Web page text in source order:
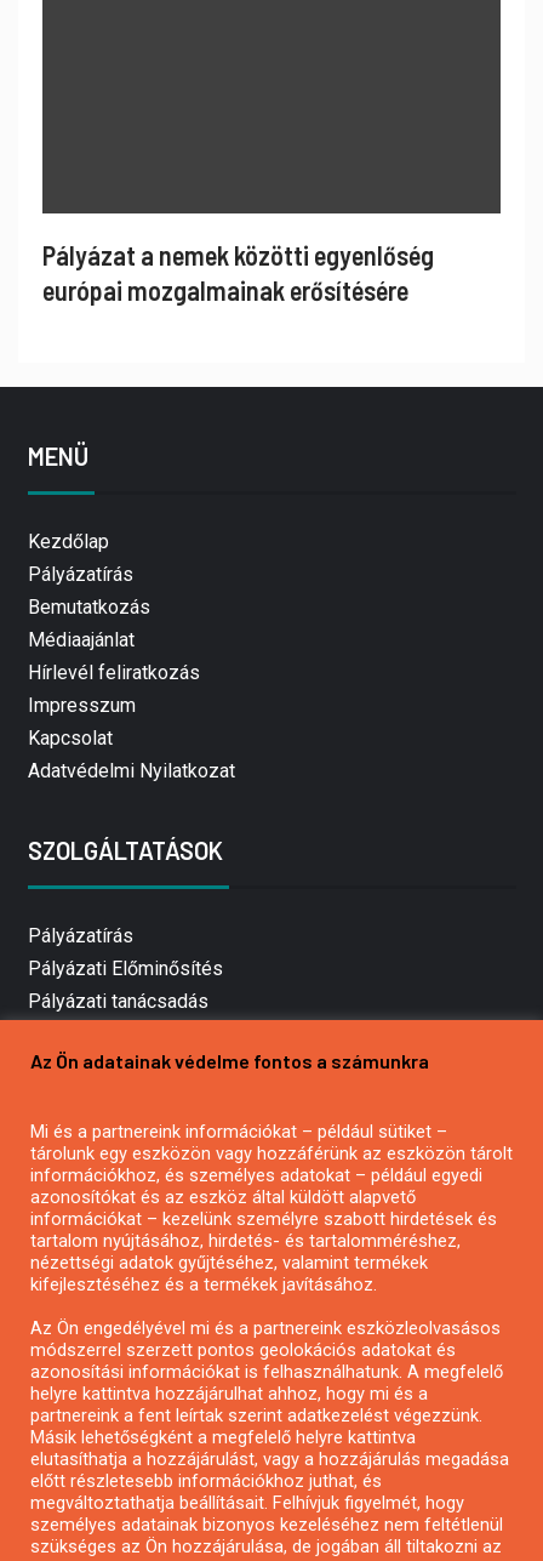
Pályázat a nemek közötti egyenlőség
európai mozgalmainak erősítésére
MENÜ
Kezdőlap
Pályázatírás
Bemutatkozás
Médiaajánlat
Hírlevél feliratkozás
Impresszum
Kapcsolat
Adatvédelmi Nyilatkozat
SZOLGÁLTATÁSOK
Pályázatírás
Pályázati Előminősítés
Pályázati tanácsadás
Mezőgazdasági pályázatírás
Pályázatírás civil szervezeteknek
Pályázatírás önkormányzatoknak
Pályázatfigyelés
Specifikus pályázatfigyelés vagy hírlevél
Pályázatok magánszemélyeknek
Pályázatok civil szervezeteknek
Pályázatok vállalkozásoknak
Önkormányzati pályázatok
Mezőgazdasági pályázatok
Az Ön adatainak védelme fontos a számunkra
Mi és a partnereink információkat – például sütiket –
tárolunk egy eszközön vagy hozzáférünk az eszközön tárolt
információkhoz, és személyes adatokat – például egyedi
azonosítókat és az eszköz által küldött alapvető
információkat – kezelünk személyre szabott hirdetések és
tartalom nyújtásához, hirdetés- és tartalomméréshez,
nézettségi adatok gyűjtéséhez, valamint termékek
kifejlesztéséhez és a termékek javításához.
Az Ön engedélyével mi és a partnereink eszközleolvasásos
módszerrel szerzett pontos geolokációs adatokat és
azonosítási információkat is felhasználhatunk. A megfelelő
helyre kattintva hozzájárulhat ahhoz, hogy mi és a
partnereink a fent leírtak szerint adatkezelést végezzünk.
Másik lehetőségként a megfelelő helyre kattintva
elutasíthatja a hozzájárulást, vagy a hozzájárulás megadása
előtt részletesebb információkhoz juthat, és
megváltoztathatja beállításait. Felhívjuk figyelmét, hogy
személyes adatainak bizonyos kezeléséhez nem feltétlenül
szükséges az Ön hozzájárulása, de jogában áll tiltakozni az